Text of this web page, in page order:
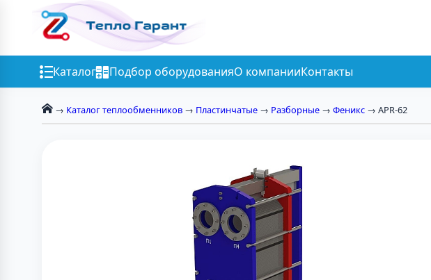
Каталог Подбор оборудованияО компанииКонтакты
→ Каталог теплообменников → Пластинчатые → Разборные → Феникс → APR-62